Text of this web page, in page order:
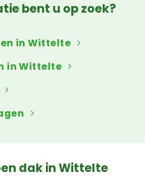
bent u op zoek?
in Wittelte
in Wittelte
dak in Wittelte